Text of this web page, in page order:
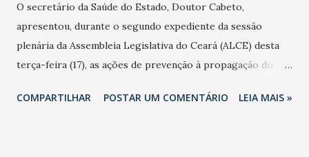
O secretário da Saúde do Estado, Doutor Cabeto,
apresentou, durante o segundo expediente da sessão
plenária da Assembleia Legislativa do Ceará (ALCE) desta
terça-feira (17), as ações de prevenção à propagação do
adotadas pelo Governo do Estado na contenção da
COMPARTILHAR POSTAR UM COMENTÁRIO LEIA MAIS »